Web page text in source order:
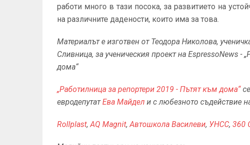
работи много в тази посока, за развитието на
на различните дадености, които има за това.
Материалът е изготвен от Теодора Николова,
Сливница, за ученическия проект на EspressoNews -
дома“
„Работилница за репортери 2019 - Пътят към дома“
евродепутатЕва Майдел и с любезното съдействие
Rollplast,AQ Magnit,Автошкола Василеви, УНСС, 360